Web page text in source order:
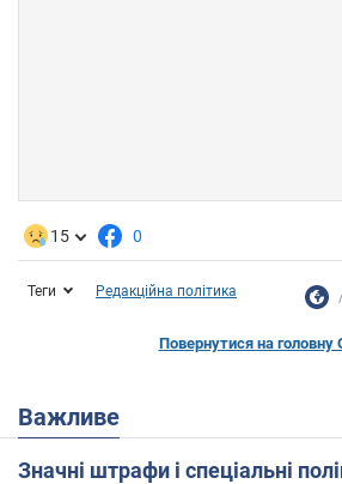
15 0
Теги Редакційна політика
Повернутися на головну
Важливе
Значні штрафи і спеціальні